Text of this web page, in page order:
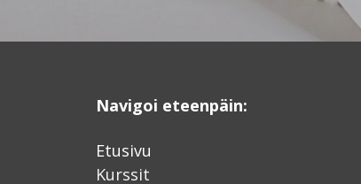
Navigoi eteenpäin:
Etusivu
Kurssit